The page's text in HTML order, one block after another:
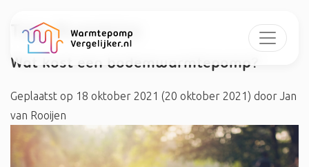
Tag:#werking
Wat kost een bodemwarmtepomp?
Geplaatst op 18 oktober 2021 (20 oktober 2021) door Jan
van Rooijen